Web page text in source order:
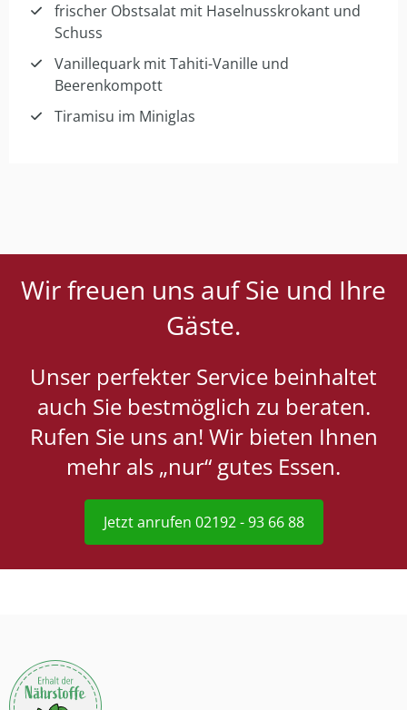
frischer Obstsalat mit Haselnusskrokant und
Schuss
Vanillequark mit Tahiti-Vanille und
Beerenkompott
Tiramisu im Miniglas
Wir freuen uns auf Sie und Ihre
Gäste.
Unser perfekter Service beinhaltet
auch Sie bestmöglich zu beraten.
Rufen Sie uns an! Wir bieten Ihnen
mehr als „nur“ gutes Essen.
Jetzt anrufen 02192 - 93 66 88